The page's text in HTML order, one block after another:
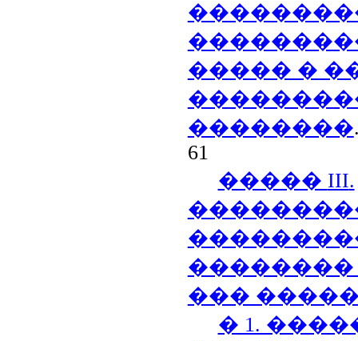
����� �
��������
61
����� III.
���
� 1.